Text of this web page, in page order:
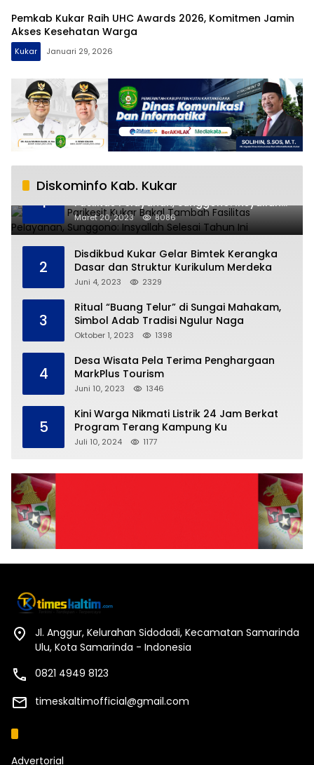
Pemkab Kukar Raih UHC Awards 2026, Komitmen Jamin
Akses Kesehatan Warga
Kukar Januari 29, 2026
Diskominfo Kab. Kukar
1
RSUD AM Parikesit Kukar Bakal Tambah
Fasilitas Pelayanan, Sunggono: Insyallah
Selesai Tahun Ini
Maret 20, 2023 8086
2
Disdikbud Kukar Gelar Bimtek Kerangka
Dasar dan Struktur Kurikulum Merdeka
Juni 4, 2023 2329
3
Ritual “Buang Telur” di Sungai Mahakam,
Simbol Adab Tradisi Ngulur Naga
Oktober 1, 2023 1398
4
Desa Wisata Pela Terima Penghargaan
MarkPlus Tourism
Juni 10, 2023 1346
5
Kini Warga Nikmati Listrik 24 Jam Berkat
Program Terang Kampung Ku
Juli 10, 2024 1177
Jl. Anggur, Kelurahan Sidodadi, Kecamatan Samarinda
Ulu, Kota Samarinda - Indonesia
0821 4949 8123
timeskaltimofficial@gmail.com
Advertorial